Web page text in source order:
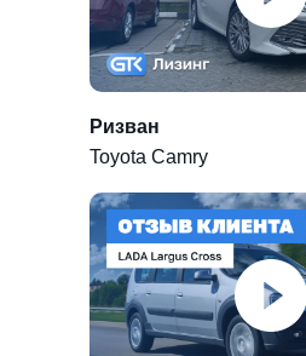
Ризван
Toyota Camry